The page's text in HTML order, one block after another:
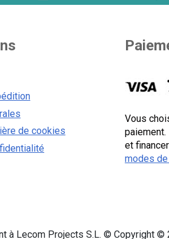
de cookies
Vous
et
modes
à Lecom Projects S.L. © Copyright